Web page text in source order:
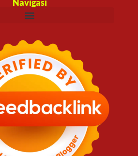
Navigasi